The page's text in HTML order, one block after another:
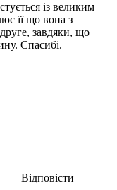
із великим
її що вона з
завдяки, що
Спасибі.
Відповісти